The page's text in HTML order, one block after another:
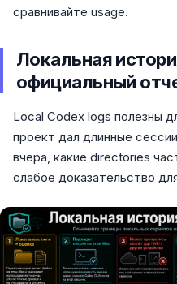
сравнивайте usage.
Локальная
официальный
Local Codex logs полезны
проект дал длинные
вчера, какие directories
слабое доказательство